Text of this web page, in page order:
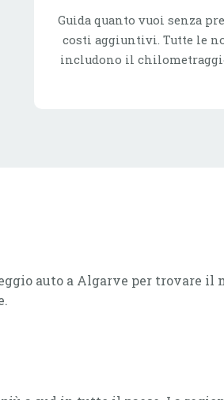
Guida quanto vuoi senza
costi aggiuntivi. Tutte le
includono il
auto a Algarve per trovare